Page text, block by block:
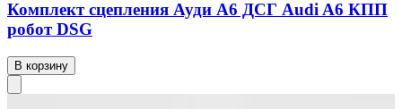
Комплект сцепления Ауди А6 ДСГ Audi A6 КПП
робот DSG
В корзину